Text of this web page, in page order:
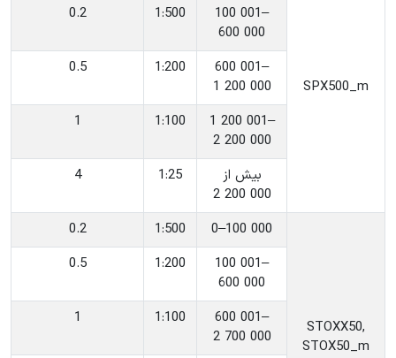
‎SPX500_m
‎100 001–
600 000
‎1:500
0.2
‎600 001–
1 200 000
‎1:200
0.5
‎1 200 001–
2 200 000
‎1:100
1
‎بیش از
2 200 000
‎1:25
4
‎STOXX50,
STOX50_m
‎0–100 000
‎1:500
0.2
‎100 001–
600 000
‎1:200
0.5
‎600 001–
2 700 000
‎1:100
1